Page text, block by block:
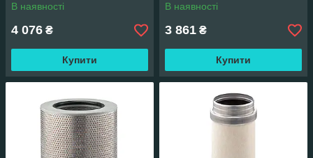
В наявності
4 076 ₴
Купити
В наявності
3 861 ₴
Купити